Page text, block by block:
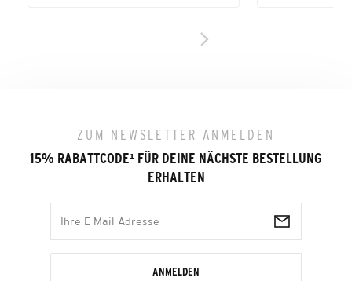
ZUM NEWSLETTER ANMELDEN
15% RABATTCODE¹ FÜR DEINE NÄCHSTE BESTELLUNG
ERHALTEN
ANMELDEN